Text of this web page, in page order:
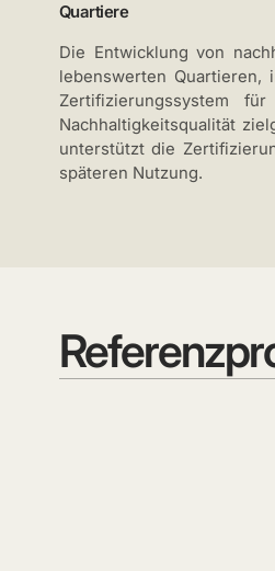
Quartiere
Die Entwicklung von
lebenswerten
Zertifizierungssystem
Nachhaltigkeitsqualität
unterstützt die
späteren Nutzung.